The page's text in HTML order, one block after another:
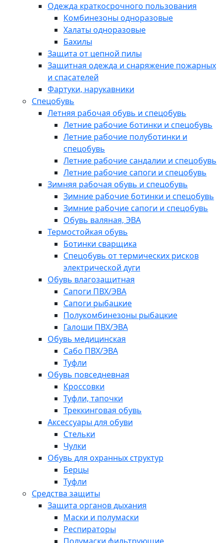
Одежда краткосрочного пользования
Комбинезоны одноразовые
Халаты одноразовые
Бахилы
Защита от цепной пилы
Защитная одежда и снаряжение пожарных
и спасателей
Фартуки, нарукавники
Спецобувь
Летняя рабочая обувь и спецобувь
Летние рабочие ботинки и спецобувь
Летние рабочие полуботинки и
спецобувь
Летние рабочие сандалии и спецобувь
Летние рабочие сапоги и спецобувь
Зимняя рабочая обувь и спецобувь
Зимние рабочие ботинки и спецобувь
Зимние рабочие сапоги и спецобувь
Обувь валяная, ЭВА
Термостойкая обувь
Ботинки сварщика
Спецобувь от термических рисков
электрической дуги
Обувь влагозащитная
Сапоги ПВХ/ЭВА
Сапоги рыбацкие
Полукомбинезоны рыбацкие
Галоши ПВХ/ЭВА
Обувь медицинская
Сабо ПВХ/ЭВА
Туфли
Обувь повседневная
Кроссовки
Туфли, тапочки
Треккинговая обувь
Аксессуары для обуви
Стельки
Чулки
Обувь для охранных структур
Берцы
Туфли
Средства защиты
Защита органов дыхания
Маски и полумаски
Респираторы